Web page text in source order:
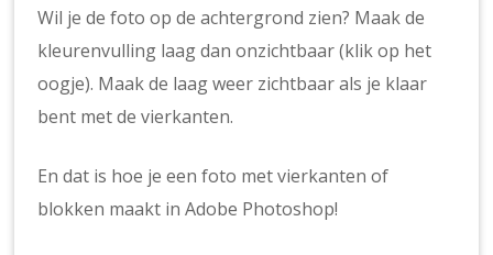
Wil je de foto op de achtergrond zien? Maak de
kleurenvulling laag dan onzichtbaar (klik op het
oogje). Maak de laag weer zichtbaar als je klaar
bent met de vierkanten.
En dat is hoe je een foto met vierkanten of
blokken maakt in Adobe Photoshop!